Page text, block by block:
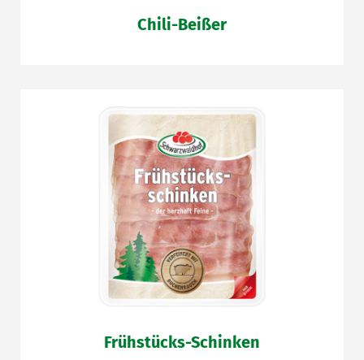
Chili-Beißer
Frühstücks-Schinken